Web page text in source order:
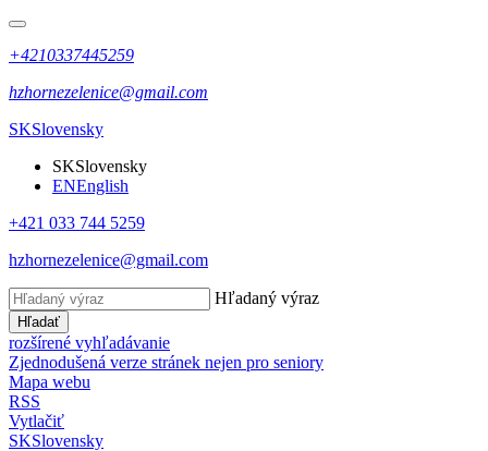
+4210337445259
hzhornezelenice@gmail.com
SKSlovensky
SKSlovensky
ENEnglish
+421 033 744 5259
hzhornezelenice@gmail.com
Hľadaný výraz
Hľadať
rozšírené vyhľadávanie
Zjednodušená verze stránek nejen pro seniory
Mapa webu
RSS
Vytlačiť
SKSlovensky